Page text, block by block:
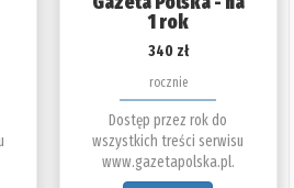
1 rok
340 zł
rocznie
Dostęp przez rok do
wszystkich treści serwisu
www.gazetapolska.pl.